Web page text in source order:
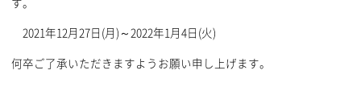
2021年12月27日(月)～2022年1月4日(火)
何卒ご了承いただきますようお願い申し上げます。